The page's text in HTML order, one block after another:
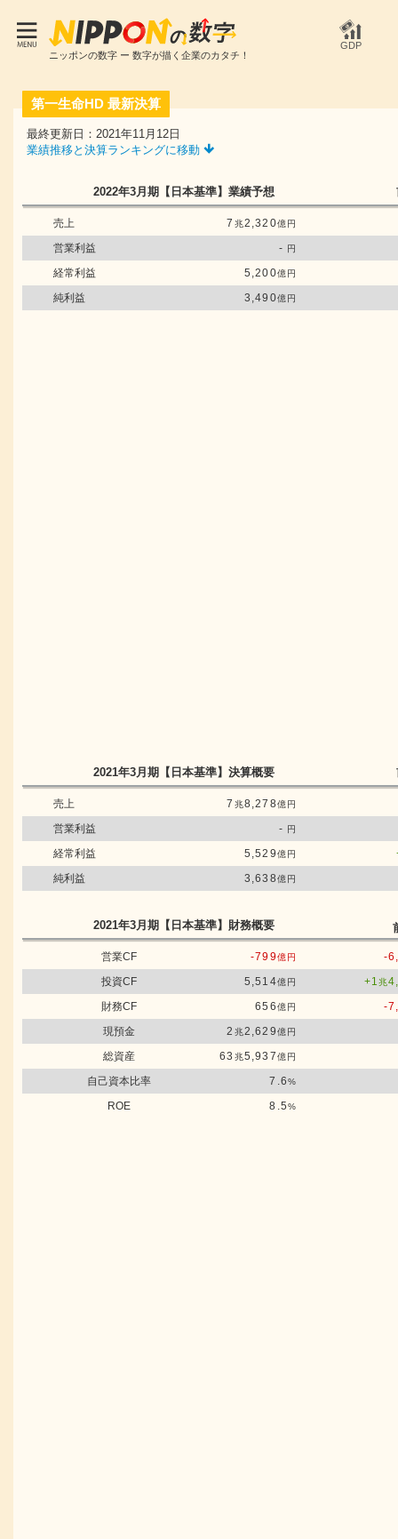
ニッポンの数字 ー 数字が描く企業のカタチ！
GDP
第一生命HD 最新決算
最終更新日：2021年11月12日
業績推移と決算ランキングに移動
2022年3月期 【日本基準】 業績予想
売上 7 兆2,320億円
営業利益 - 円
経常利益 5,200億円
純利益 3,490億円
2021年3月期 【日本基準】 決算概要
売上 7 兆8,278億円
営業利益 - 円
経常利益 5,529億円
純利益
3,638億円
2021年3月期 【日本基準】 財務概要
営業CF -799億円
-
投資CF
5,514億円 +1兆
財務CF
656億円
-
現預金
2 兆2,629億円
総資産 63 兆5,937億円
自己資本比率 7.6%
ROE 8.5%